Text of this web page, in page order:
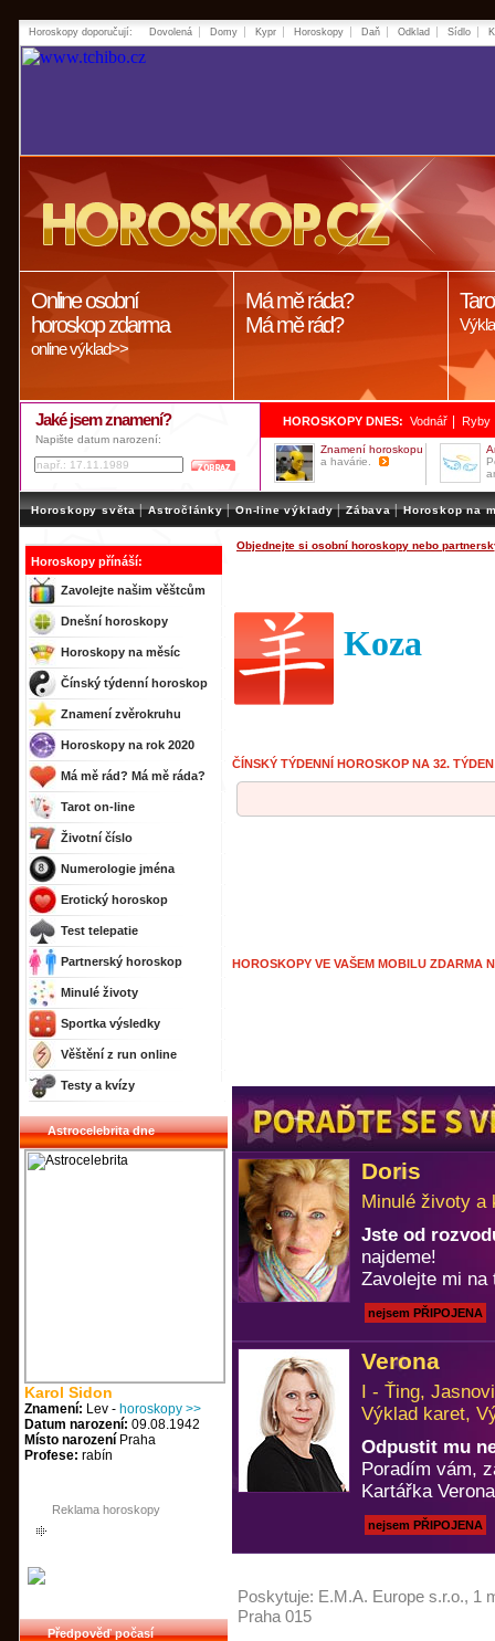
Horoskopy doporučují: Dovolená Domy Kypr Horoskopy Daň Odklad Sídlo
Online osobní
horoskop zdarma
online výklad>>
Má mě ráda?
Má mě rád?
Jaké jsem znamení?
Napište datum narození:
HOROSKOPY DNES: Vodnář Ryby
Znamení horoskopu
a havárie.
Horoskopy světa | Astročlánky | On-line výklady | Zábava | Horoskop na
Horoskopy přínáší:
Zavolejte našim věštcům
Dnešní horoskopy
Horoskopy na měsíc
Čínský týdenní horoskop
Znamení zvěrokruhu
Horoskopy na rok 2020
Má mě rád? Má mě ráda?
Tarot on-line
Životní číslo
Numerologie jména
Erotický horoskop
Test telepatie
Partnerský horoskop
Minulé životy
Sportka výsledky
Věštění z run online
Testy a kvízy
Astrocelebrita dne
Karol Sidon
Znamení: Lev - horoskopy >>
Datum narození: 09.08.1942
Místo narození Praha
Profese: rabín
Reklama horoskopy
Předpověď počasí
Objednejte si osobní horoskopy nebo
Koza
ČÍNSKÝ TÝDENNÍ HOROSKOP NA 32.
HOROSKOPY VE VAŠEM MOBILU ZDARMA
Doris
Minulé životy a
Jste od
najdeme!
Zavolejte mi
nejsem PŘIPOJENA
Verona
I - Ťing,
Výklad karet,
Odpustit mu
Poradím vám,
Kartářka Verona
nejsem PŘIPOJENA
Poskytuje: E.M.A. Europe s.r.o., 1
Praha 015